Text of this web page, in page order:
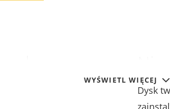
WYŚWIETL WIĘCEJ
Dysk